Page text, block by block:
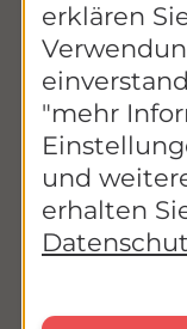
Hotels
beteiligen.
Darß
https://
erklären
"mehr
und
erhalten